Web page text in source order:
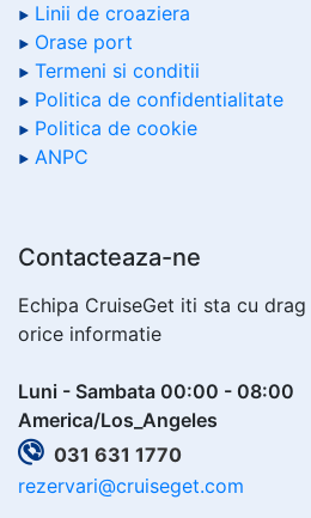
Linii de croaziera
Orase port
Termeni si conditii
Politica de confidentialitate
Politica de cookie
ANPC
Contacteaza-ne
Echipa CruiseGet iti sta cu
orice informatie
Luni - Sambata 00:00 - 08:00
America/Los_Angeles
031 631 1770
rezervari@cruiseget.com